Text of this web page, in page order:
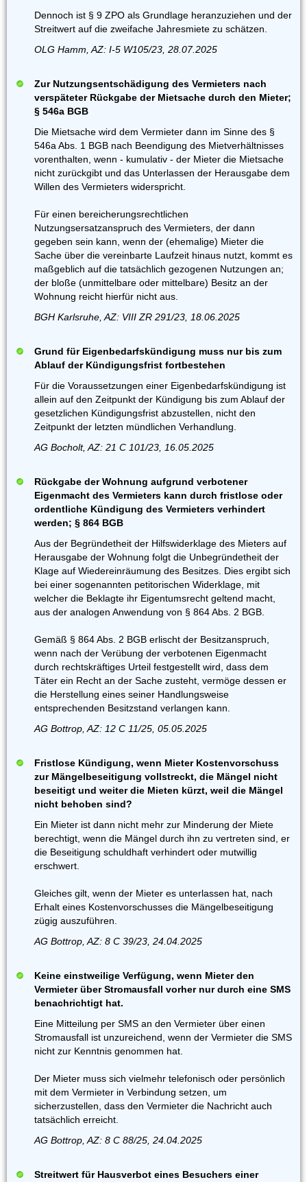
Dennoch ist § 9 ZPO als Grundlage heranzuziehen und der
Streitwert auf die zweifache Jahresmiete zu schätzen.
OLG Hamm, AZ: I-5 W105/23, 28.07.2025
Zur Nutzungsentschädigung des Vermieters nach
verspäteter Rückgabe der Mietsache durch den Mieter;
§ 546a BGB
Die Mietsache wird dem Vermieter dann im Sinne des §
546a Abs. 1 BGB nach Beendigung des Mietverhältnisses
vorenthalten, wenn - kumulativ - der Mieter die Mietsache
nicht zurückgibt und das Unterlassen der Herausgabe dem
Willen des Vermieters widerspricht.
Für einen bereicherungsrechtlichen
Nutzungsersatzanspruch des Vermieters, der dann
gegeben sein kann, wenn der (ehemalige) Mieter die
Sache über die vereinbarte Laufzeit hinaus nutzt, kommt es
maßgeblich auf die tatsächlich gezogenen Nutzungen an;
der bloße (unmittelbare oder mittelbare) Besitz an der
Wohnung reicht hierfür nicht aus.
BGH Karlsruhe, AZ: VIII ZR 291/23, 18.06.2025
Grund für Eigenbedarfskündigung muss nur bis zum
Ablauf der Kündigungsfrist fortbestehen
Für die Voraussetzungen einer Eigenbedarfskündigung ist
allein auf den Zeitpunkt der Kündigung bis zum Ablauf der
gesetzlichen Kündigungsfrist abzustellen, nicht den
Zeitpunkt der letzten mündlichen Verhandlung.
AG Bocholt, AZ: 21 C 101/23, 16.05.2025
Rückgabe der Wohnung aufgrund verbotener
Eigenmacht des Vermieters kann durch fristlose oder
ordentliche Kündigung des Vermieters verhindert
werden; § 864 BGB
Aus der Begründetheit der Hilfswiderklage des Mieters auf
Herausgabe der Wohnung folgt die Unbegründetheit der
Klage auf Wiedereinräumung des Besitzes. Dies ergibt sich
bei einer sogenannten petitorischen Widerklage, mit
welcher die Beklagte ihr Eigentumsrecht geltend macht,
aus der analogen Anwendung von § 864 Abs. 2 BGB.
Gemäß § 864 Abs. 2 BGB erlischt der Besitzanspruch,
wenn nach der Verübung der verbotenen Eigenmacht
durch rechtskräftiges Urteil festgestellt wird, dass dem
Täter ein Recht an der Sache zusteht, vermöge dessen er
die Herstellung eines seiner Handlungsweise
entsprechenden Besitzstand verlangen kann.
AG Bottrop, AZ: 12 C 11/25, 05.05.2025
Fristlose Kündigung, wenn Mieter Kostenvorschuss
zur Mängelbeseitigung vollstreckt, die Mängel nicht
beseitigt und weiter die Mieten kürzt, weil die Mängel
nicht behoben sind?
Ein Mieter ist dann nicht mehr zur Minderung der Miete
berechtigt, wenn die Mängel durch ihn zu vertreten sind, er
die Beseitigung schuldhaft verhindert oder mutwillig
erschwert.
Gleiches gilt, wenn der Mieter es unterlassen hat, nach
Erhalt eines Kostenvorschusses die Mängelbeseitigung
zügig auszuführen.
AG Bottrop, AZ: 8 C 39/23, 24.04.2025
Keine einstweilige Verfügung, wenn Mieter den
Vermieter über Stromausfall vorher nur durch eine SMS
benachrichtigt hat.
Eine Mitteilung per SMS an den Vermieter über einen
Stromausfall ist unzureichend, wenn der Vermieter die SMS
nicht zur Kenntnis genommen hat.
Der Mieter muss sich vielmehr telefonisch oder persönlich
mit dem Vermieter in Verbindung setzen, um
sicherzustellen, dass den Vermieter die Nachricht auch
tatsächlich erreicht.
AG Bottrop, AZ: 8 C 88/25, 24.04.2025
Streitwert für Hausverbot eines Besuchers einer